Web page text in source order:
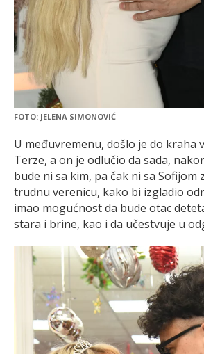
FOTO: JELENA SIMONOVIĆ
U međuvremenu, došlo je do kraha
Terze, a on je odlučio da sada,
bude ni sa kim, pa čak ni sa Sofijom
trudnu verenicu, kako bi izgladio
imao mogućnost da bude otac
stara i brine, kao i da učestvuje u